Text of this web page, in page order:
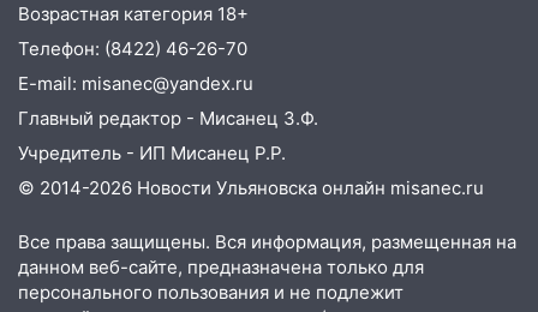
Возрастная категория 18+
Телефон: (8422) 46-26-70
E-mail: misanec@yandex.ru
Главный редактор - Мисанец З.Ф.
Учредитель - ИП Мисанец Р.Р.
© 2014-2026 Новости Ульяновска онлайн misanec.ru
Все права защищены. Вся информация, размещенная на
данном веб-сайте, предназначена только для
персонального пользования и не подлежит